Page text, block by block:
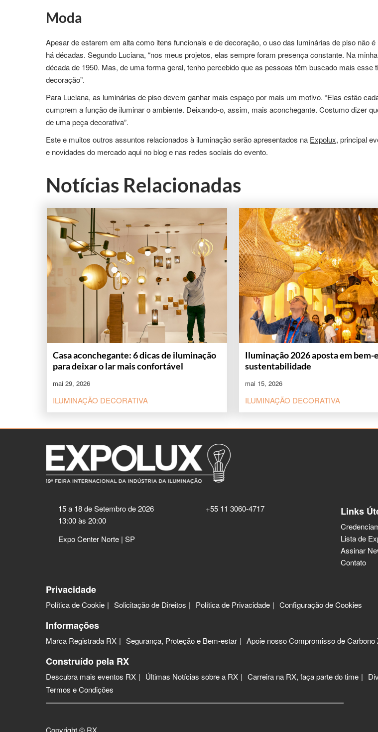
Moda
Apesar de estarem em alta como itens funcionais e de decoração, o uso das luminárias de piso não
há décadas. Segundo Luciana, “nos meus projetos, elas sempre foram presença constante. Na
década de 1950. Mas, de uma forma geral, tenho percebido que as pessoas têm buscado mais
decoração”.
Para Luciana, as luminárias de piso devem ganhar mais espaço por mais um motivo. “Elas estão
cumprem a função de iluminar o ambiente. Deixando-o, assim, mais aconchegante. Costumo dizer
de uma peça decorativa”.
Este e muitos outros assuntos relacionados à iluminação serão apresentados na Expolux, principal
e novidades do mercado aqui no blog e nas redes sociais do evento.
Notícias Relacionadas
Casa aconchegante: 6 dicas de iluminação
para deixar o lar mais confortável
mai 29, 2026
ILUMINAÇÃO DECORATIVA
Iluminação 2026 aposta em bem-
sustentabilidade
mai 15, 2026
ILUMINAÇÃO DECORATIVA
15 a 18 de Setembro de 2026
13:00 às 20:00
Expo Center Norte | SP
+55 11 3060-4717 Links
Lista de
Assinar
Contato
Privacidade
Política de Cookie Solicitação de Direitos Política de Privacidade Configuração de Cookies
Informações
Marca Registrada RX Segurança, Proteção e Bem-estar Apoie nosso Compromisso de Carbono
Construído pela RX
Descubra mais eventos RX Últimas Notícias sobre a RX Carreira na RX, faça parte do time
Termos e Condições
Copyright © RX